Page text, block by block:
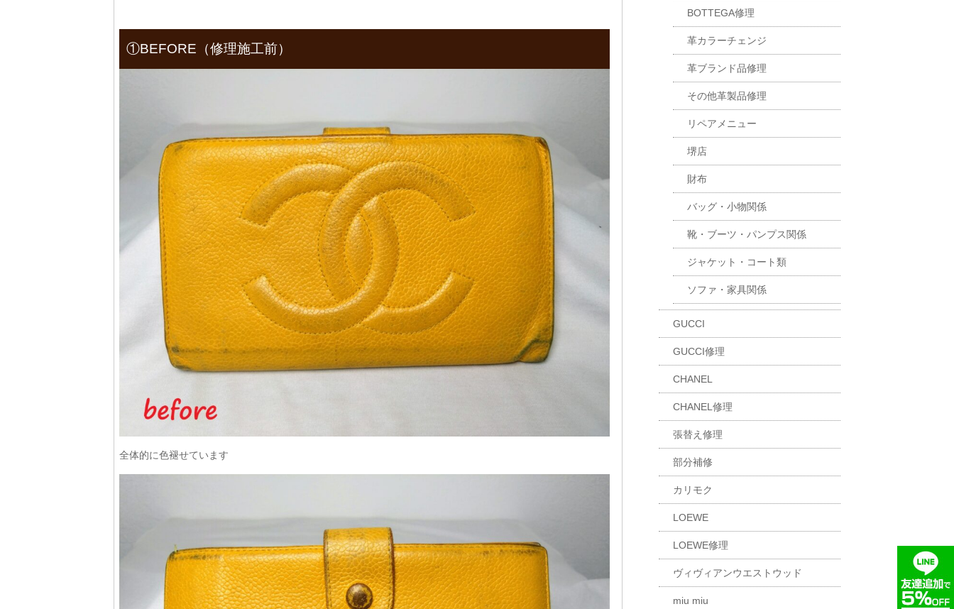
①BEFORE（修理施工前）
全体的に色褪せています
BOTTEGA修理
革カラーチェンジ
革ブランド品修理
その他革製品修理
リペアメニュー
堺店
財布
バッグ・小物関係
靴・ブーツ・パンプス関係
ジャケット・コート類
ソファ・家具関係
GUCCI
GUCCI修理
CHANEL
CHANEL修理
張替え修理
部分補修
カリモク
LOEWE
LOEWE修理
ヴィヴィアンウエストウッド
miu miu